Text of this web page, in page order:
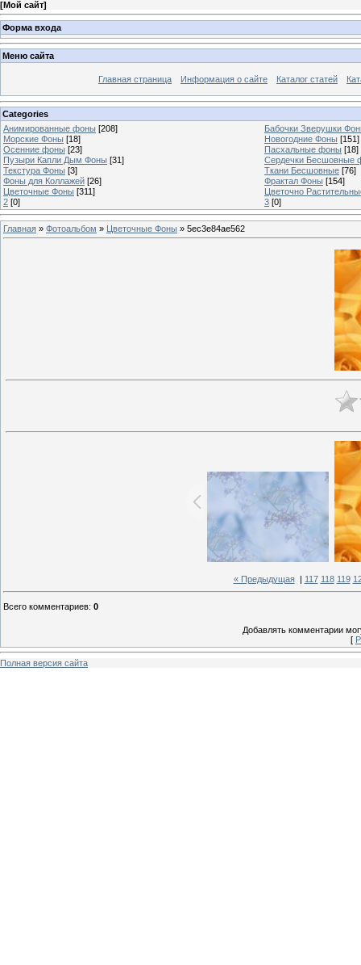
[Мой сайт]
Форма входа
Меню сайта
Главная страница Информация о сайте Каталог статей
Categories
Анимированные фоны [208]
Бабочки Зверушки
Морские Фоны [18] Новогодние Фоны [151]
Осенние фоны [23] Пасхальные фоны [18]
Пузыри Капли Дым Фоны [31]
Сердечки Бесшовные
Текстура Фоны [3] Ткани Бесшовные [76]
Фоны для Коллажей [26] Фрактал Фоны [154]
Цветочные Фоны [311]
Цветочно
2 [0] 3 [0]
Главная » Фотоальбом » Цветочные Фоны » 5ec3e84ae562
« Предыдущая| 117 118 119
Всего комментариев: 0
Добавлять комментарии
[
Полная версия сайта